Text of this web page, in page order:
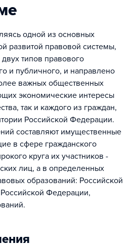
одной из основных
развитой правовой системы,
типов правового
и публичного, и направлено
важных общественных
экономические интересы
так и каждого из граждан,
Российской Федерации.
составляют имущественные
в сфере гражданского
круга их участников -
лиц, а в определенных
образований: Российской
Федерации,